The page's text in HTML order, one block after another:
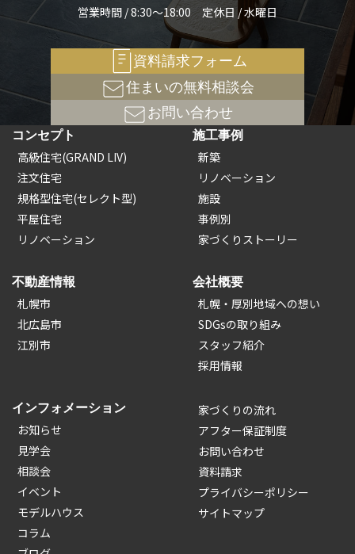
営業時間 / 8:30～18:00 定休日 / 水曜日
資料請求フォーム
住まいの無料相談会
お問い合わせ
コンセプト
高級住宅(GRAND LIV)
注文住宅
規格型住宅(セレクト型)
平屋住宅
リノベーション
施工事例
新築
リノベーション
施設
事例別
家づくりストーリー
不動産情報
札幌市
北広島市
江別市
会社概要
札幌・厚別地域への想い
SDGsの取り組み
スタッフ紹介
採用情報
インフォメーション
お知らせ
見学会
相談会
イベント
モデルハウス
コラム
家づくりの流れ
アフター保証制度
お問い合わせ
資料請求
プライバシーポリシー
サイトマップ